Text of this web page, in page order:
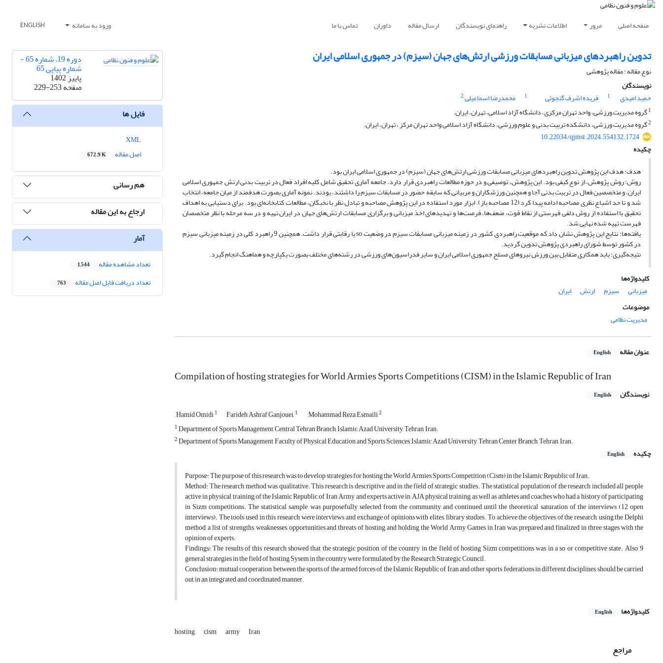
صفحه اصلی مرور اطلاعات نشریه راهنمای نویسندگان ارسال مقاله داوران تماس با ما ورود به سامانه ENGLISH
تدوین راهبردهای میزبانی مسابقات ورزشی ارتش‌های جهان (سیزم) در جمهوری اسلامی ایران
نوع مقاله : مقاله پژوهشی
نویسندگان
حمید امیدی
1 فریده اشرف گنجوئی 1 محمدرضا اسماعیلی2
1گروه مدیریت ورزشی، واحد تهران مرکزی، دانشگاه آزاد اسلامی، تهران، ایران.
2گروه مدیریت ورزشی، دانشکده تربیت بدنی و علوم ورزشی، دانشگاه آزاد اسلامی واحد تهران مرکز ، تهران، ایران.
10.22034/qjmst.2024.554132.1724
چکیده
هدف: هدف این پژوهش تدوین راهبردهای میزبانی مسابقات ورزشی ارتش‌های جهان (سیزم) در جمهوری اسلامی ایران بود.
روش: روش پژوهش، از نوع کیفی بود. این پژوهش، توصیفی و در حوزه مطالعات راهبردی قرار دارد. جامعه آماری تحقیق شامل کلیه افراد فعال در تربیت بدنی ارتش جمهوری اسلامی
ایران، و متخصصین فعال در تربیت بدنی آجا و همچنین ورزشکاران و مربیانی که سابقه حضور در مسابقات سیزم را داشتند، بودند. نمونه آماری بصورت هدفمند از میان جامعه، انتخاب
شد و تا حد اشباع نظری مصاحبه ادامه پیدا کرد (12 مصاحبه باز). ابزار مورد استفاده در این پژوهش مصاحبه و تبادل نظر با نخبگان، مطالعات کتابخانه‌ای بود. برای دستیابی به اهداف
تحقیق با استفاده از روش دلفی فهرستی از نقاط قوت، ضعف‌ها، فرصت‌ها و تهدیدهای اخذ میزبانی و برگزاری مسابقات ارتش‌های جهان در ایران تهیه و در سه مرحله با نظر متخصصان
فهرست تهیه شده نهایی شد.
یافته‌ها: نتایج این پژوهش نشان داد که موقعیت راهبردی کشور در زمینه میزبانی مسابقات سیزم در وضعیت so یا رقابتی قرار داشت. همچنین 9 راهبرد کلی در زمینه میزبانی سیزم
در کشور توسط شورای راهبردی پژوهش تدوین گردید.
نتیجه‌گیری: باید همکاری متقابل بین ورزش نیروهای مسلح جمهوری اسلامی ایران و سایر فدراسیون‌های ورزشی در رشته‌های مختلف بصورت یکپارچه و هماهنگ انجام گیرد.
کلیدواژه‌ها
میزبانی
سیزم ارتش
ایران
موضوعات
مدیریت نظامی
عنوان مقاله English
Compilation of hosting strategies for World Armies Sports Competitions (CISM) in the Islamic Republic of Iran
نویسندگان English
, Hamid Omidi1 Farideh Ashraf Ganjouei,1 , Mohammad Reza Esmaili2
1Department of Sports Management, Central Tehran Branch, Islamic Azad University, Tehran, Iran.
2Department of Sports Management, Faculty of Physical Education and Sports Sciences, Islamic Azad University, Tehran Center Branch, Tehran, Iran.
چکیده
English
Purpose: The purpose of this research was to develop strategies for hosting the World Armies Sports Competition (Cism) in the Islamic Republic of Iran.
Method: The research method was qualitative. This research is descriptive and in the field of strategic studies. The statistical population of the research included all people
active in physical training of the Islamic Republic of Iran Army, and experts active in AJA physical training, as well as athletes and coaches who had a history of participating
in Sizm competitions. The statistical sample was purposefully selected from the community and continued until the theoretical saturation of the interviews (12 open
interviews). The tools used in this research were interviews and exchange of opinions with elites, library studies. To achieve the objectives of the research, using the Delphi
method, a list of strengths, weaknesses, opportunities and threats of hosting and holding the World Army Games in Iran was prepared and finalized in three stages with the
opinion of experts.
Findings: The results of this research showed that the strategic position of the country in the field of hosting Sizm competitions was in a so or competitive state. Also, 9
general strategies in the field of hosting Sysem in the country were formulated by the Research Strategic Council.
Conclusion: mutual cooperation between the sports of the armed forces of the Islamic Republic of Iran and other sports federations in different disciplines should be carried
out in an integrated and coordinated manner.
کلیدواژه‌ها English
hosting cism army Iran
مراجع
دوره 19، شماره 65 -
شماره پیاپی 65
پاییز 1402
صفحه229-253
فایل ها
اصل مقاله
672.9 K
هم رسانی
ارجاع به این مقاله
آمار
تعداد مشاهده مقاله 1,544
تعداد دریافت فایل اصل مقاله 763